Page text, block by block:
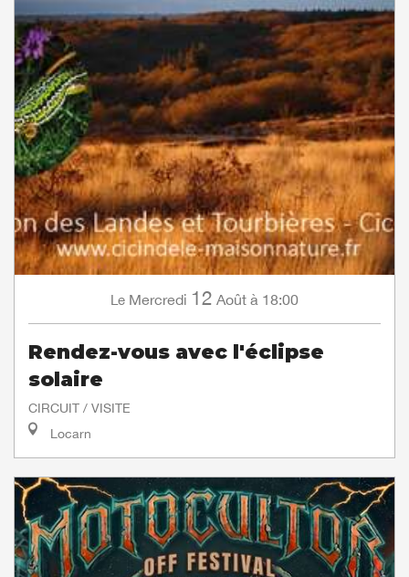
Le Mercredi 12 Août à 18:00
Rendez-vous avec l'éclipse
solaire
CIRCUIT / VISITE
Locarn